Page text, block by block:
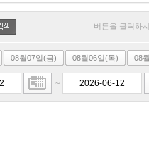
버튼을 클릭하
08월07일(금) 08월06일(목) 08
~